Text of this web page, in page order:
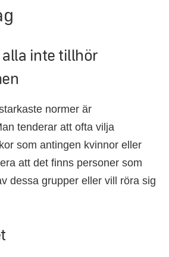
alla inte tillhör
normer är
tenderar att ofta vilja
som antingen kvinnor eller
att det finns personer som
dessa grupper eller vill röra sig